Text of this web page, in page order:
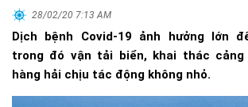
28/02/20 7:13 AM
Dịch bệnh Covid-19 ảnh hưởng lớn
trong đó vận tải biển, khai thác
hàng hải chịu tác động không nhỏ.